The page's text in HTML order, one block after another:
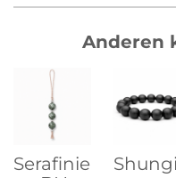
Anderen
Serafinie